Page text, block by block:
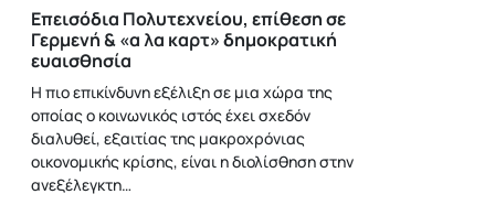
Επεισόδια Πολυτεχνείου, επίθεση σε
Γερμενή & «α λα καρτ» δημοκρατική
ευαισθησία
Η πιο επικίνδυνη εξέλιξη σε μια χώρα της
οποίας ο κοινωνικός ιστός έχει σχεδόν
διαλυθεί, εξαιτίας της μακροχρόνιας
οικονομικής κρίσης, είναι η διολίσθηση στην
ανεξέλεγκτη…